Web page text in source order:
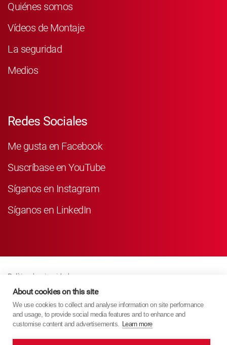
Quiénes somos
Vídeos de Montaje
La seguridad
Medios
Redes Sociales
Me gusta en Facebook
Suscríbase en YouTube
Síganos en Instagram
Síganos en LinkedIn
Política de privacidad
Business Partner Privacy
Política De Cookies
Modern Slavery Act Policy
About cookies on this site
We use cookies to collect and analyse information on site performance
and usage, to provide social media features and to enhance and
customise content and advertisements. Learn more